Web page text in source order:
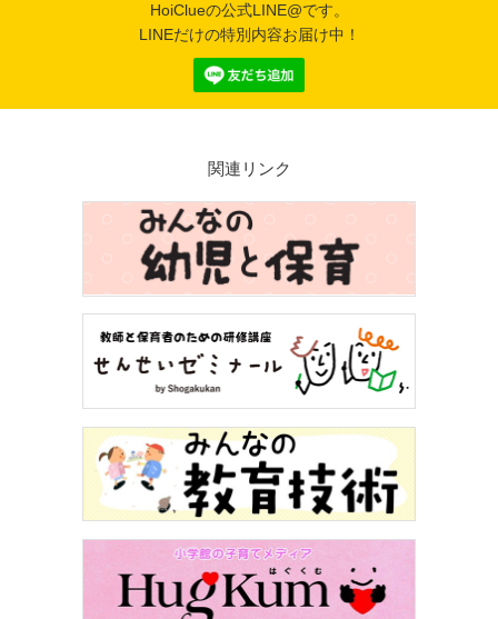
HoiClueの公式LINE@です。
LINEだけの特別内容お届け中！
関連リンク